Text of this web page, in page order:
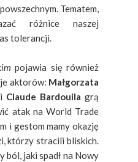
Tematem,
różnice naszej
tolerancji.
pojawia się również
aktorów: Małgorzata
i Claude Bardouila grą
atak na World Trade
i gestom mamy okazję
którzy stracili bliskich.
ból, jaki spadł na Nowy